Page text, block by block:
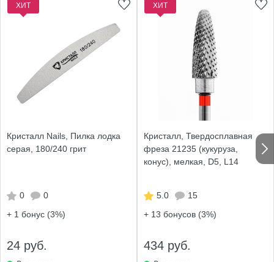
ХИТ
Кристалл Nails, Пилка лодка
серая, 180/240 грит
0
0
+ 1 бонус (3%)
24 руб.
ХИТ
Кристалл, Твердосплавная
фреза 21235 (кукуруза,
конус), мелкая, D5, L14
5.0
15
+ 13 бонусов (3%)
434 руб.